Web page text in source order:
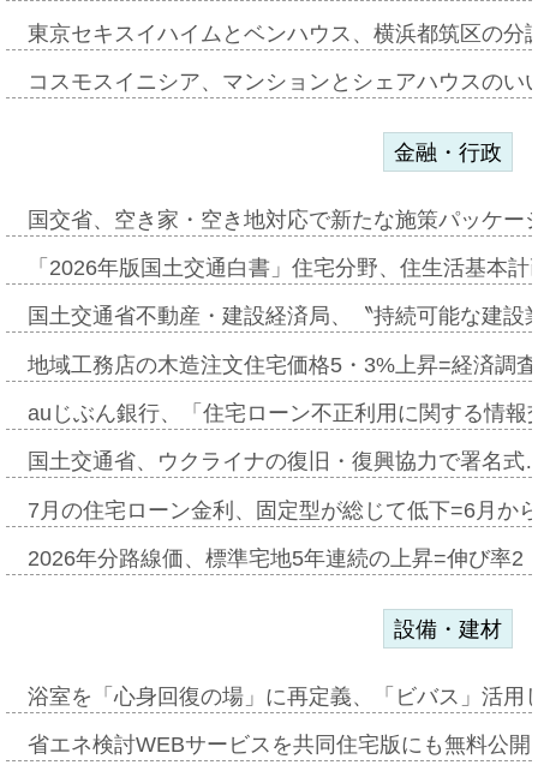
東京セキスイハイムとベンハウス、横浜都筑区の
コスモスイニシア、マンションとシェアハウスの
金融・行政
国交省、空き家・空き地対応で新たな施策パッケ
「2026年版国土交通白書」住宅分野、住生活基本
国土交通省不動産・建設経済局、〝持続可能な建
地域工務店の木造注文住宅価格5・3%上昇=経済調
auじぶん銀行、「住宅ローン不正利用に関する情
国土交通省、ウクライナの復旧・復興協力で署名
7月の住宅ローン金利、固定型が総じて低下=6月か
2026年分路線価、標準宅地5年連続の上昇=伸び率
設備・建材
浴室を「心身回復の場」に再定義、「ビバス」活
省エネ検討WEBサービスを共同住宅版にも無料公